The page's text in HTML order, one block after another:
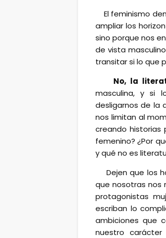
El feminismo
ampliar los
sino porque nos
de vista
transitar si lo que
No, la
masculina, y si
desligarnos de la
nos limitan al
creando historias
femenino? ¿Por
y qué no es
Dejen que los
que nosotras nos
protagonistas
escriban lo
ambiciones que
nuestro